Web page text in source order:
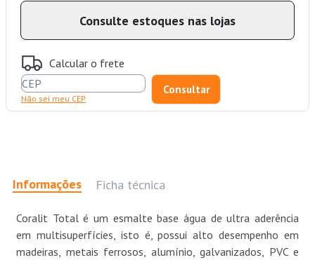
Consulte estoques nas lojas
Calcular o frete
Não sei meu CEP
Informações Ficha técnica
Coralit Total é um esmalte base água de ultra aderência
em multisuperfícies, isto é, possui alto desempenho em
madeiras, metais ferrosos, alumínio, galvanizados, PVC e